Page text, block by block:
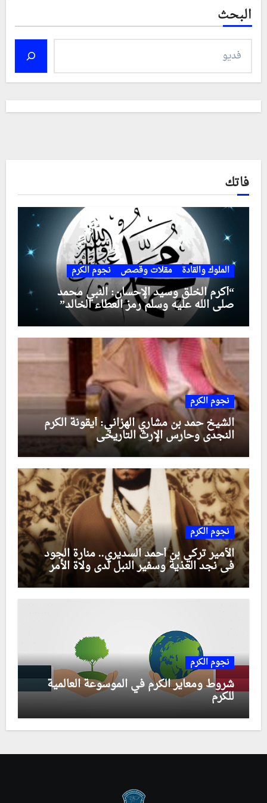
البحث
فاتك
الملوك والقادة مقلات وقصص نجوم الكرم
“أكرم الخلق وسيد الإحسان: النبي محمد
صلى الله عليه وسلم رمز العطاء الخالد”
نجوم الكرم
الشيخ حمد بن مشاري الهزاني: أيقونة الكرم
النجدي وحارس الإرث التاريخي
نجوم الكرم
الأمير تركي بن أحمد السديري.. منارة الجود
في نجد العذية وسفير النبل لدى ولاة الأمر
نجوم الكرم
شروط ومعاير الكرم في الموسوعة العالمية
للكرم